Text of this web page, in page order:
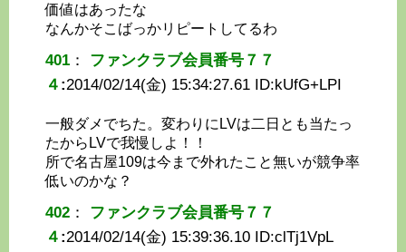
価値はあったな
なんかそこばっかリピートしてるわ
401 ： ファンクラブ会員番号７７
４ :2014/02/14(金) 15:34:27.61 ID:kUfG+LPI
一般ダメでちた。変わりにLVは二日とも当たっ
たからLVで我慢しよ！！
所で名古屋109は今まで外れたこと無いが競争率
低いのかな？
402 ： ファンクラブ会員番号７７
４ :2014/02/14(金) 15:39:36.10 ID:clTj1VpL